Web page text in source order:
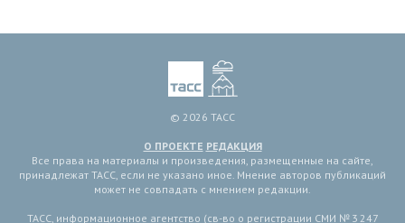
© 2026 ТАСС
О ПРОЕКТЕ РЕДАКЦИЯ
Все права на материалы и произведения, размещенные на сайте,
принадлежат ТАСС, если не указано иное. Мнение авторов публикаций
может не совпадать с мнением редакции.
ТАСС, информационное агентство (св-во о регистрации СМИ № 3 247